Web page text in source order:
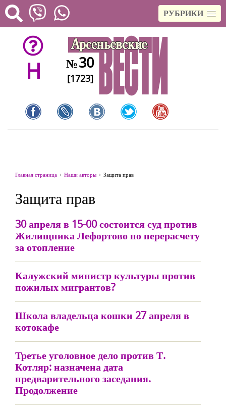
РУБРИКИ
H №30
[1723]
Главная страница Наши авторы Защита прав
Защита прав
30 апреля в 15-00 состоится суд против
Жилищника Лефортово по перерасчету
за отопление
Калужский министр культуры против
пожилых мигрантов?
Школа владельца кошки 27 апреля в
котокафе
Третье уголовное дело против Т.
Котляр: назначена дата
предварительного заседания.
Продолжение